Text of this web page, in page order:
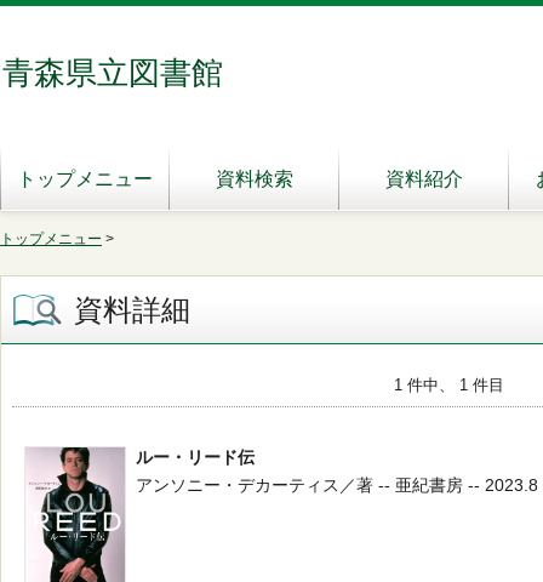
青森県立図書館
トップメニュー 資料検索 資料紹介
トップメニュー >
資料詳細
1 件中、 1 件目
ルー・リード伝
アンソニー・デカーティス／著 -- 亜紀書房 --